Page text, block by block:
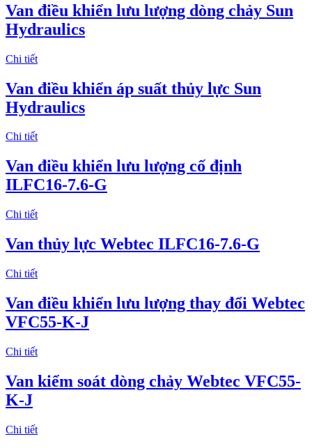
Van điều khiển lưu lượng dòng chảy Sun
Hydraulics
Chi tiết
Van điều khiển áp suất thủy lực Sun
Hydraulics
Chi tiết
Van điều khiển lưu lượng cố định
ILFC16-7.6-G
Chi tiết
Van thủy lực Webtec ILFC16-7.6-G
Chi tiết
Van điều khiển lưu lượng thay đổi Webtec
VFC55-K-J
Chi tiết
Van kiểm soát dòng chảy Webtec VFC55-
K-J
Chi tiết